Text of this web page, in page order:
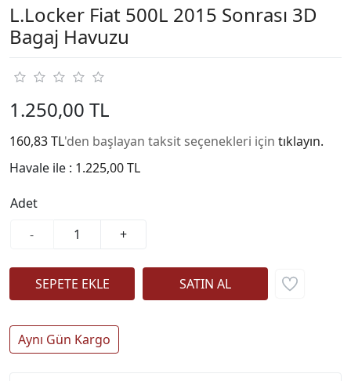
L.Locker Fiat 500L 2015 Sonrası 3D
Bagaj Havuzu
1.250,00 TL
160,83 TL'den başlayan taksit seçenekleri için tıklayın.
Havale ile : 1.225,00 TL
Adet
-
+
Aynı Gün Kargo